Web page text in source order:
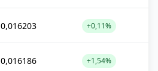
0,016203 +0,11%
0,016186 +1,54%